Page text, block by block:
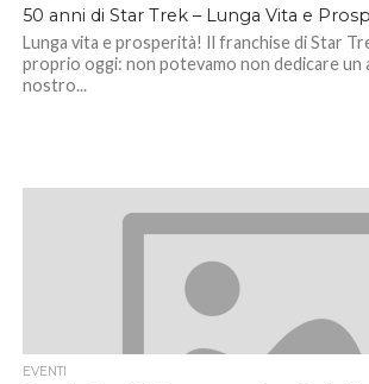
50 anni di Star Trek – Lunga Vita e
Lunga vita e prosperità! Il franchise di Star
proprio oggi: non potevamo non dedicare un
nostro...
EVENTI